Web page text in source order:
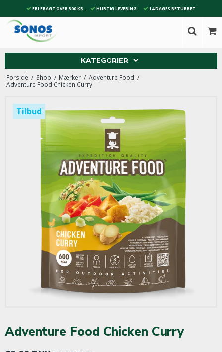
FRI FRAGT OVER 500 KR. HURTIG LEVERING 14 DAGES RETURRET
KATEGORIER
Forside / Shop / Mærker / Adventure Food /
Adventure Food Chicken Curry
Tilbud
Adventure Food Chicken Curry